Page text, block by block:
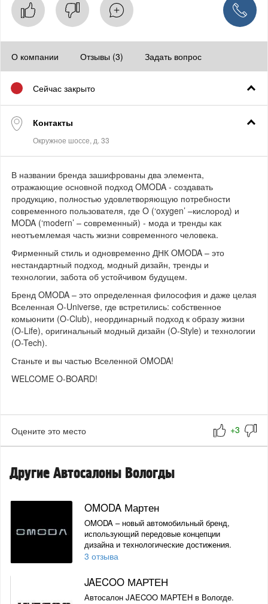
О компании Отзывы (3) Задать вопрос
Сейчас закрыто
Контакты
В названии бренда зашифрованы два элемента,
отражающие основной подход OMODA - создавать
продукцию, полностью удовлетворяющую потребности
современного пользователя, где O (‘oxygen’ –кислород) и
MODA (‘modern’ – современный) - мода и тренды как
неотъемлемая часть жизни современного человека.
Фирменный стиль и одновременно ДНК OMODA – это
нестандартный подход, модный дизайн, тренды и
технологии, забота об устойчивом будущем.
Бренд OMODA – это определенная философия и даже целая
Вселенная O-Universe, где встретились: собственное
комьюнити (O-Club), неординарный подход к образу жизни
(O-Life), оригинальный модный дизайн (O-Style) и технологии
(O-Tech).
Станьте и вы частью Вселенной OMODA!
WELCOME O-BOARD!
Оцените это место
Другие Автосалоны Вологды
OMODA Мартен
OMODA – новый автомобильный бренд,
использующий передовые концепции
дизайна и технологические достижения.
3 отзыва
JAECOO МАРТЕН
Автосалон JAECOO МАРТЕН в Вологде.